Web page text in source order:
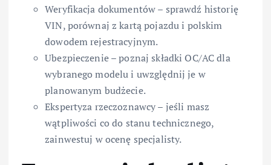
Weryfikacja dokumentów – sprawdź historię
VIN, porównaj z kartą pojazdu i polskim
dowodem rejestracyjnym.
Ubezpieczenie – poznaj składki OC/AC dla
wybranego modelu i uwzględnij je w
planowanym budżecie.
Ekspertyza rzeczoznawcy – jeśli masz
wątpliwości co do stanu technicznego,
zainwestuj w ocenę specjalisty.